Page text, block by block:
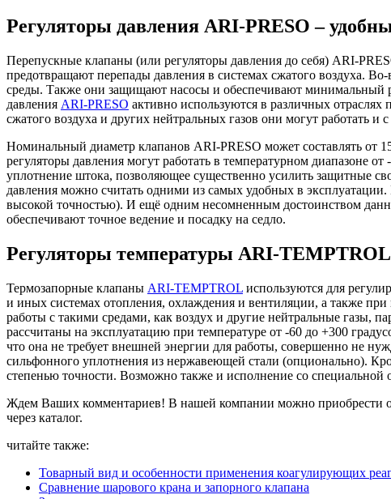
Регуляторы давления ARI-PRESO –
Перепускные клапаны (или регуляторы давления до себя) ARI-
предотвращают перепады давления в системах сжатого воздуха.
среды. Также они защищают насосы и обеспечивают минимальный
давления ARI-PRESO активно используются в различных
сжатого воздуха и других нейтральных газов они могут работать
Номинальный диаметр клапанов ARI-PRESO может составлять от
регуляторы давления могут работать в температурном диапазоне
уплотнение штока, позволяющее существенно усилить защитные
давления можно считать одними из самых удобных в
высокой точностью). И ещё одним несомненным достоинством
обеспечивают точное ведение и посадку на седло.
Регуляторы температуры ARI-TEMPTROL
Термозапорные клапаны ARI-TEMPTROL используются для
и иных системах отопления, охлаждения и вентиляции, а также
работы с такими средами, как воздух и другие нейтральные газы,
рассчитаны на эксплуатацию при температуре от -60 до +300
что она не требует внешней энергии для работы, совершенно не
сильфонного уплотнения из нержавеющей стали (опционально).
степенью точности. Возможно также и исполнение со специальной
Ждем Ваших комментариев! В нашей компании можно приобрести
через каталог.
читайте также:
Товарный вид и особенности применения коагулирующих
Сравнение шарового крана и запорного клапана